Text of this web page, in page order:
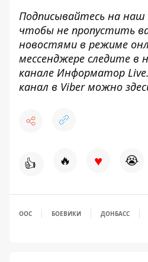
Подписывайтесь на наш
чтобы не пропустить
новостями в режиме
мессенджере следите в
канале Информатор Live
канал в Viber можно
👍 🔥 ♥ 😭
ООС БОЕВИКИ ДОНБАСС